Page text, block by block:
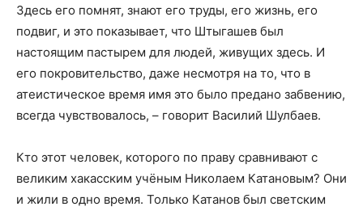
Здесь его помнят, знают его труды, его жизнь, его
подвиг, и это показывает, что Штыгашев был
настоящим пастырем для людей, живущих здесь. И
его покровительство, даже несмотря на то, что в
атеистическое время имя это было предано забвению,
всегда чувствовалось, – говорит Василий Шулбаев.
Кто этот человек, которого по праву сравнивают с
великим хакасским учёным Николаем Катановым? Они
и жили в одно время. Только Катанов был светским